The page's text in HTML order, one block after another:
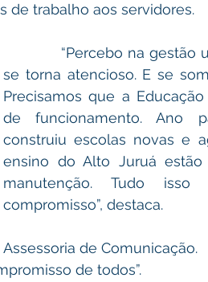
de trabalho aos servidores.
se torna atencioso. E se
Precisamos que a
de funcionamento. Ano
construiu escolas novas e
ensino do Alto Juruá
manutenção. Tudo isso
compromisso”, destaca.
Assessoria de Comunicação.
de todos”.